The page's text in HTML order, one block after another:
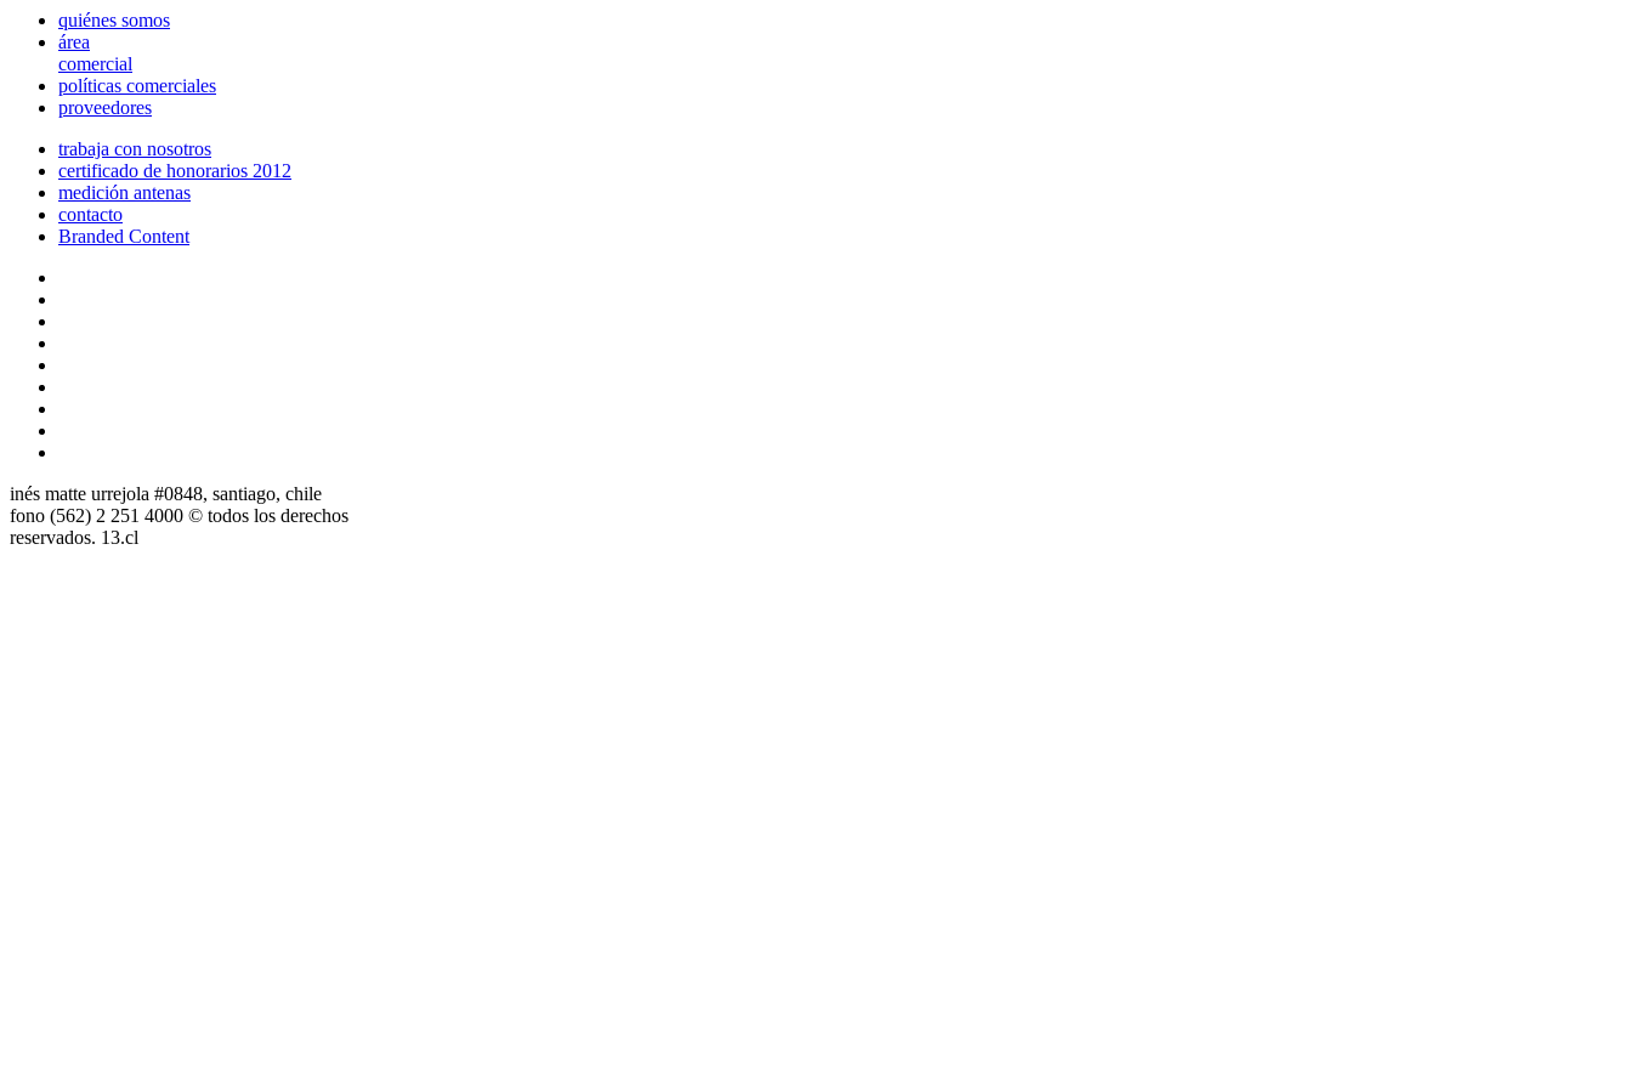
quiénes somos
área
comercial
políticas comerciales
proveedores
trabaja con nosotros
certificado de honorarios 2012
medición antenas
contacto
Branded Content
inés matte urrejola #0848, santiago, chile
fono (562) 2 251 4000 © todos los derechos
reservados. 13.cl